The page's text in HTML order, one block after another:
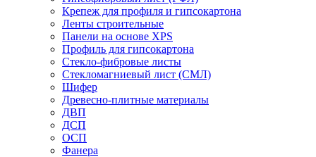
Крепеж для профиля и гипсокартона
Ленты строительные
Панели на основе XPS
Профиль для гипсокартона
Стекло-фибровые листы
Стекломагниевый лист (СМЛ)
Шифер
Древесно-плитные материалы
ДВП
ДСП
ОСП
Фанера